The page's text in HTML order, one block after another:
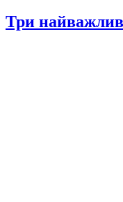
Три